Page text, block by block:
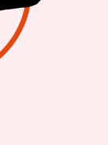
für "das
Reihe
Wäre
besseren